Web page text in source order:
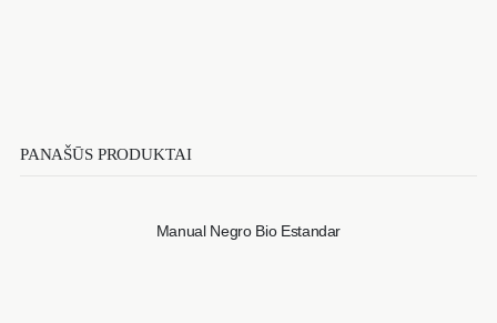
PANAŠŪS PRODUKTAI
Manual Negro Bio Estandar